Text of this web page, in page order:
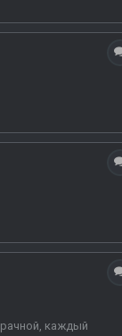
каждый